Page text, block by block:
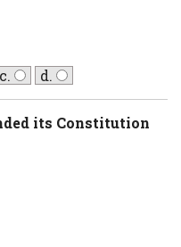
c. d.
its Constitution